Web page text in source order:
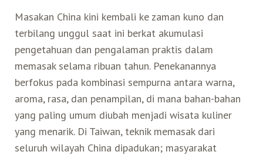
Masakan China kini kembali ke zaman kuno dan
terbilang unggul saat ini berkat akumulasi
pengetahuan dan pengalaman praktis dalam
memasak selama ribuan tahun. Penekanannya
berfokus pada kombinasi sempurna antara warna,
aroma, rasa, dan penampilan, di mana bahan-bahan
yang paling umum diubah menjadi wisata kuliner
yang menarik. Di Taiwan, teknik memasak dari
seluruh wilayah China dipadukan; masyarakat